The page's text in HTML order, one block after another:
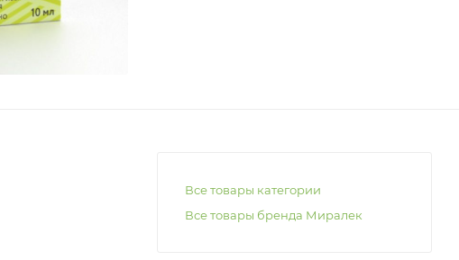
Все товары категории
Все товары бренда Миралек